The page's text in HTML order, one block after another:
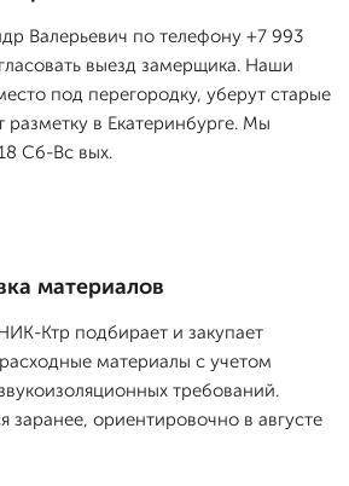
Валерьевич по телефону +7 993
выезд замерщика. Наши
под перегородку, уберут старые
разметку в Екатеринбурге. Мы
Сб-Вс вых.
материалов
Ктр подбирает и закупает
материалы с учетом
требований.
заранее, ориентировочно в августе